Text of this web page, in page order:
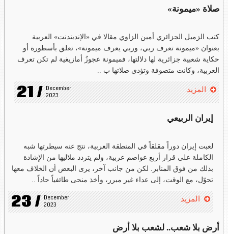
صلاة «ميمونة»
كتب الزميل الجزائري أمين الزاوي مقالا في «الإندبندنت» العربية
بعنوان «ميمونة تعرف ربي، وربي يعرف ميمونة»، تعلق بأسطورة أو
حكاية شعبية جزائرية لها دلالتها، فميمونة عجوزُ أمازيغية لم تكن تعرف
العربية، وكانت متصوفة وتؤدي صلاتها ب ..
21 / December
2023
المزيد
إيران الربيعي
لعبت إيران دوراً مقلقاً في المنطقة العربية، نتج عنه سيطرتها شبه
الكاملة على قرار أربع عواصم عربية، ولم يتردد ملاليها من الإشادة
بذلك من فوق المنابر. لكن من جانب آخر، يرى البعض أن الخلاف معها
تحوّل، مع الوقت، إلى عداء غير مبرر، وأخذ منحى طائفياً حاداً ..
23 / December
2023
المزيد
أرض بلا شعب.. لشعب بلا أرض